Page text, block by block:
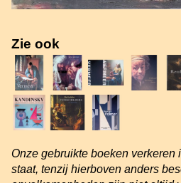
Zie ook
Onze gebruikte boeken verkeren
staat, tenzij hierboven anders